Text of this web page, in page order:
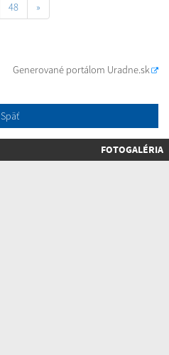
48 »
Generované portálom Uradne.sk
Späť
FOTOGALÉRIA